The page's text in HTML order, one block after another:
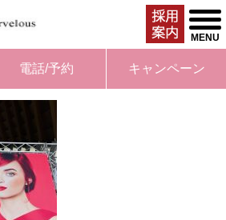
MENU
電話/予約 キャンペーン